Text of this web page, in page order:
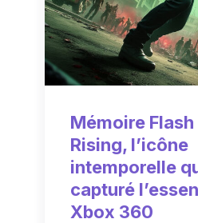
Mémoire Flash
Rising, l’icône
intemporelle
capturé
Xbox 360